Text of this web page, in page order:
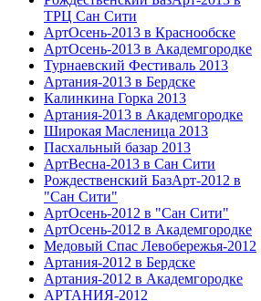
ТРЦ Сан Сити
АртОсень-2013 в Краснообске
АртОсень-2013 в Академгородке
Турнаевский Фестиваль 2013
Артания-2013 в Бердске
Калинкина Горка 2013
Артания-2013 в Академгородке
Широкая Масленица 2013
Пасхальный базар 2013
АртВесна-2013 в Сан Сити
Рождественский БазАрт-2012 в
"Сан Сити"
АртОсень-2012 в "Сан Сити"
АртОсень-2012 в Академгородке
Медовый Спас Левобережья-2012
Артания-2012 в Бердске
Артания-2012 в Академгородке
АРТАНИЯ-2012